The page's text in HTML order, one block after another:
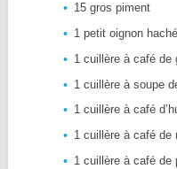
15 gros piment
1 petit oignon
1 cuillère à café de
1 cuillère à soupe
1 cuillère à café
1 cuillère à café de
1 cuillère à café de